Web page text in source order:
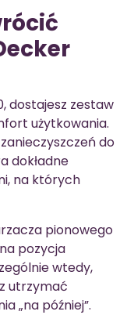
dostajesz zestaw
użytkowania.
do
dokładne
na których
pionowego
pozycja
wtedy,
utrzymać
„na później”.